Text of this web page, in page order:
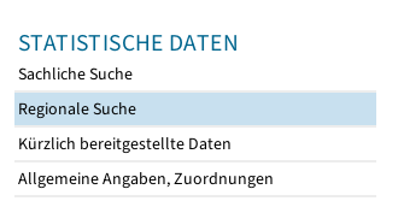
STATISTISCHE DATEN
Sachliche Suche
Regionale Suche
Kürzlich bereitgestellte Daten
Allgemeine Angaben, Zuordnungen